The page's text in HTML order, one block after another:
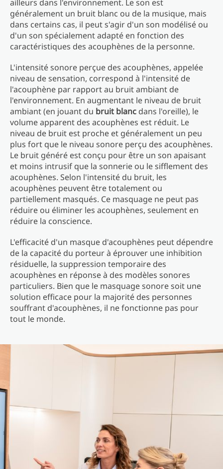
ailleurs dans l'environnement. Le son est
généralement un bruit blanc ou de la musique, mais
dans certains cas, il peut s'agir d'un son modélisé ou
d'un son spécialement adapté en fonction des
caractéristiques des acouphènes de la personne.
L'intensité sonore perçue des acouphènes, appelée
niveau de sensation, correspond à l'intensité de
l'acouphène par rapport au bruit ambiant de
l'environnement. En augmentant le niveau de bruit
ambiant (en jouant du bruit blanc dans l'oreille), le
volume apparent des acouphènes est réduit. Le
niveau de bruit est proche et généralement un peu
plus fort que le niveau sonore perçu des acouphènes.
Le bruit généré est conçu pour être un son apaisant
et moins intrusif que la sonnerie ou le sifflement des
acouphènes. Selon l'intensité du bruit, les
acouphènes peuvent être totalement ou
partiellement masqués. Ce masquage ne peut pas
réduire ou éliminer les acouphènes, seulement en
réduire la conscience.
L'efficacité d'un masque d'acouphènes peut dépendre
de la capacité du porteur à éprouver une inhibition
résiduelle, la suppression temporaire des
acouphènes en réponse à des modèles sonores
particuliers. Bien que le masquage sonore soit une
solution efficace pour la majorité des personnes
souffrant d'acouphènes, il ne fonctionne pas pour
tout le monde.